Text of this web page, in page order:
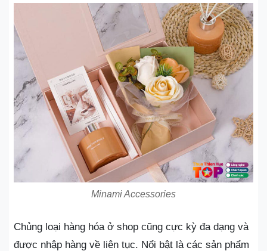
Minami Accessories
Chủng loại hàng hóa ở shop cũng cực kỳ đa dạng và
được nhập hàng về liên tục. Nổi bật là các sản phẩm